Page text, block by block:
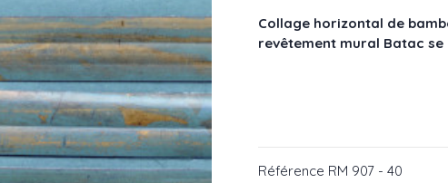
Collage horizontal de
revêtement mural Batac
Référence RM 907 - 40